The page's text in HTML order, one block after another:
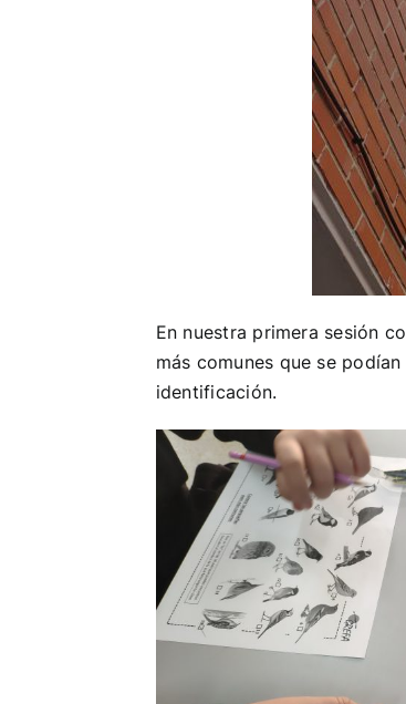
En nuestra primera sesión
más comunes que se
identificación.